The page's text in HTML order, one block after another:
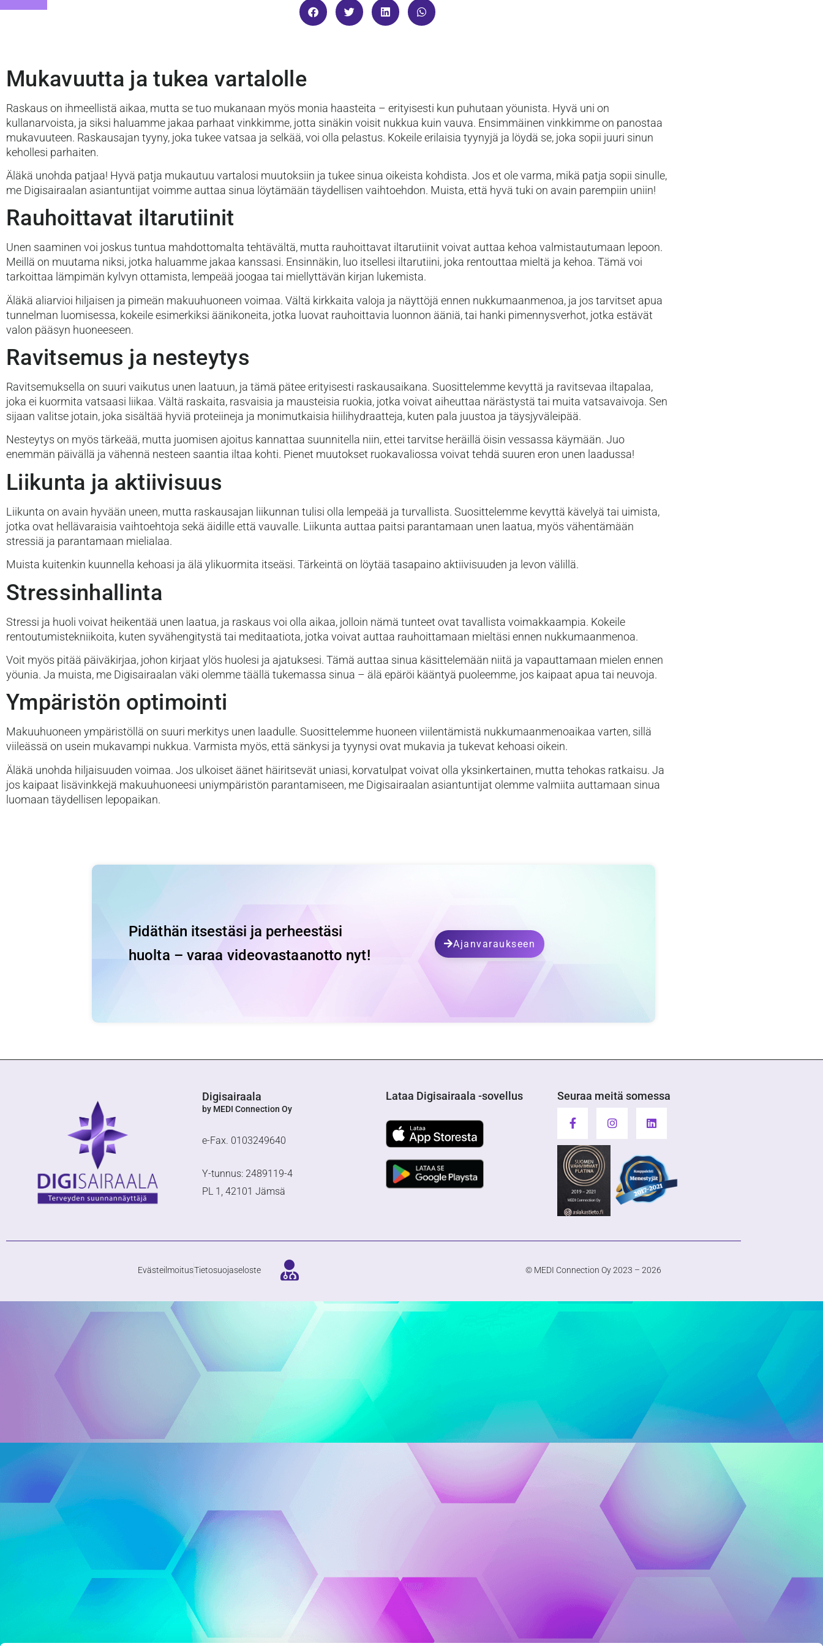
Mukavuutta ja tukea vartalolle
Raskaus on ihmeellistä aikaa, mutta se tuo mukanaan myös monia haasteita – erityisesti kun puhutaan yöunista. Hyvä uni on
kullanarvoista, ja siksi haluamme jakaa parhaat vinkkimme, jotta sinäkin voisit nukkua kuin vauva. Ensimmäinen vinkkimme on panostaa
mukavuuteen. Raskausajan tyyny, joka tukee vatsaa ja selkää, voi olla pelastus. Kokeile erilaisia tyynyjä ja löydä se, joka sopii juuri sinun
kehollesi parhaiten.
Äläkä unohda patjaa! Hyvä patja mukautuu vartalosi muutoksiin ja tukee sinua oikeista kohdista. Jos et ole varma, mikä patja sopii sinulle,
me Digisairaalan asiantuntijat voimme auttaa sinua löytämään täydellisen vaihtoehdon. Muista, että hyvä tuki on avain parempiin uniin!
Rauhoittavat iltarutiinit
Unen saaminen voi joskus tuntua mahdottomalta tehtävältä, mutta rauhoittavat iltarutiinit voivat auttaa kehoa valmistautumaan lepoon.
Meillä on muutama niksi, jotka haluamme jakaa kanssasi. Ensinnäkin, luo itsellesi iltarutiini, joka rentouttaa mieltä ja kehoa. Tämä voi
tarkoittaa lämpimän kylvyn ottamista, lempeää joogaa tai miellyttävän kirjan lukemista.
Äläkä aliarvioi hiljaisen ja pimeän makuuhuoneen voimaa. Vältä kirkkaita valoja ja näyttöjä ennen nukkumaanmenoa, ja jos tarvitset apua
tunnelman luomisessa, kokeile esimerkiksi äänikoneita, jotka luovat rauhoittavia luonnon ääniä, tai hanki pimennysverhot, jotka estävät
valon pääsyn huoneeseen.
Ravitsemus ja nesteytys
Ravitsemuksella on suuri vaikutus unen laatuun, ja tämä pätee erityisesti raskausaikana. Suosittelemme kevyttä ja ravitsevaa iltapalaa,
joka ei kuormita vatsaasi liikaa. Vältä raskaita, rasvaisia ja mausteisia ruokia, jotka voivat aiheuttaa närästystä tai muita vatsavaivoja. Sen
sijaan valitse jotain, joka sisältää hyviä proteiineja ja monimutkaisia hiilihydraatteja, kuten pala juustoa ja täysjyväleipää.
Nesteytys on myös tärkeää, mutta juomisen ajoitus kannattaa suunnitella niin, ettei tarvitse heräillä öisin vessassa käymään. Juo
enemmän päivällä ja vähennä nesteen saantia iltaa kohti. Pienet muutokset ruokavaliossa voivat tehdä suuren eron unen laadussa!
Liikunta ja aktiivisuus
Liikunta on avain hyvään uneen, mutta raskausajan liikunnan tulisi olla lempeää ja turvallista. Suosittelemme kevyttä kävelyä tai uimista,
jotka ovat hellävaraisia vaihtoehtoja sekä äidille että vauvalle. Liikunta auttaa paitsi parantamaan unen laatua, myös vähentämään
stressiä ja parantamaan mielialaa.
Muista kuitenkin kuunnella kehoasi ja älä ylikuormita itseäsi. Tärkeintä on löytää tasapaino aktiivisuuden ja levon välillä.
Stressinhallinta
Stressi ja huoli voivat heikentää unen laatua, ja raskaus voi olla aikaa, jolloin nämä tunteet ovat tavallista voimakkaampia. Kokeile
rentoutumistekniikoita, kuten syvähengitystä tai meditaatiota, jotka voivat auttaa rauhoittamaan mieltäsi ennen nukkumaanmenoa.
Voit myös pitää päiväkirjaa, johon kirjaat ylös huolesi ja ajatuksesi. Tämä auttaa sinua käsittelemään niitä ja vapauttamaan mielen ennen
yöunia. Ja muista, me Digisairaalan väki olemme täällä tukemassa sinua – älä epäröi kääntyä puoleemme, jos kaipaat apua tai neuvoja.
Ympäristön optimointi
Makuuhuoneen ympäristöllä on suuri merkitys unen laadulle. Suosittelemme huoneen viilentämistä nukkumaanmenoaikaa varten, sillä
viileässä on usein mukavampi nukkua. Varmista myös, että sänkysi ja tyynysi ovat mukavia ja tukevat kehoasi oikein.
Äläkä unohda hiljaisuuden voimaa. Jos ulkoiset äänet häiritsevät uniasi, korvatulpat voivat olla yksinkertainen, mutta tehokas ratkaisu. Ja
jos kaipaat lisävinkkejä makuuhuoneesi uniympäristön parantamiseen, me Digisairaalan asiantuntijat olemme valmiita auttamaan sinua
luomaan täydellisen lepopaikan.
Pidäthän itsestäsi ja perheestäsi
huolta – varaa videovastaanotto nyt!
Ajanvaraukseen
Digisairaala
by MEDI Connection Oy
e-Fax. 0103249640
Y-tunnus: 2489119-4
PL 1, 42101 Jämsä
Lataa Digisairaala -sovellus Seuraa meitä somessa
EvästeilmoitusTietosuojaseloste © MEDI Connection Oy 2023 – 2026